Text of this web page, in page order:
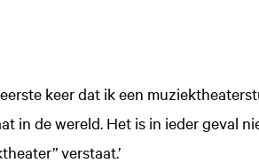
keer dat ik een
in de wereld. Het is in ieder geval
verstaat.’